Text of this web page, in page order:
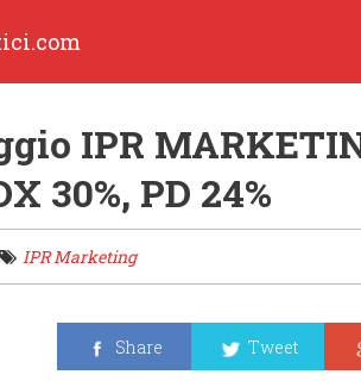
IPR
30%, PD 24%
IPR Marketing
Share Tweet